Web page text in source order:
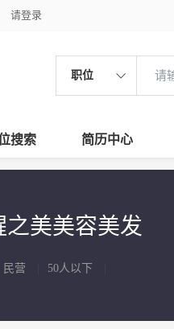
请登录
职位
搜索 简历中心
之美美容美发
民营 50人以下